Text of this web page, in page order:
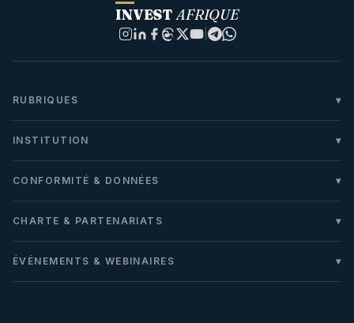
INVEST AFRIQUE
|
RUBRIQUES
INSTITUTION
CONFORMITÉ & DONNÉES
CHARTE & PARTENARIATS
ÉVÉNEMENTS & WEBINAIRES